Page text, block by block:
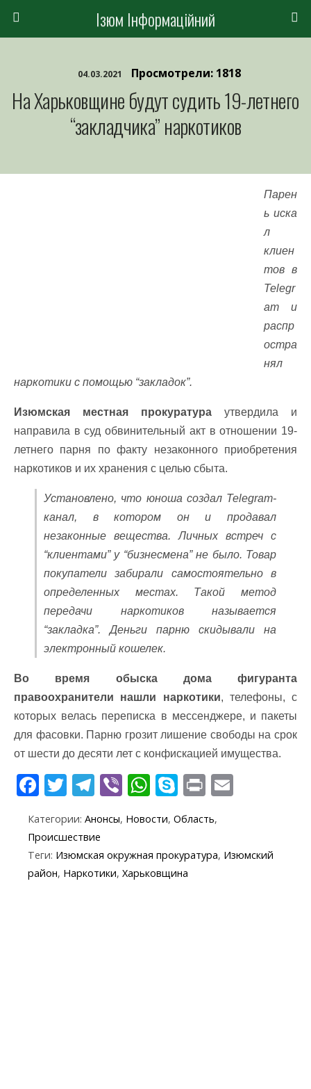
Ізюм Інформаційний
04.03.2021 Просмотрели: 1818
На Харьковщине будут судить 19-летнего
“закладчика” наркотиков
Парен
ь иска
л
клиен
тов в
Telegr
am и
распр
остра
нял
наркотики с помощью “закладок”.
Изюмская местная прокуратура утвердила и
направила в суд обвинительный акт в отношении 19-
летнего парня по факту незаконного приобретения
наркотиков и их хранения с целью сбыта.
Установлено, что юноша создал Telegram-
канал, в котором он и продавал
незаконные вещества. Личных встреч с
“клиентами” у “бизнесмена” не было. Товар
покупатели забирали самостоятельно в
определенных местах. Такой метод
передачи наркотиков называется
“закладка”. Деньги парню скидывали на
электронный кошелек.
Во время обыска дома фигуранта
правоохранители нашли наркотики, телефоны, с
которых велась переписка в мессенджере, и пакеты
для фасовки. Парню грозит лишение свободы на срок
от шести до десяти лет с конфискацией имущества.
F
e
b
o
T
itt
er
T
e
gr
a
Vi
er
W
at
s
A
S
k
y
p
e
Pr
t
l
Категории: Анонсы, Новости, Область,
Происшествие
Теги: Изюмская окружная прокуратура, Изюмский
район, Наркотики, Харьковщина